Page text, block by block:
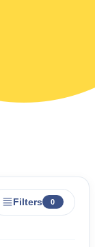
Filters 0